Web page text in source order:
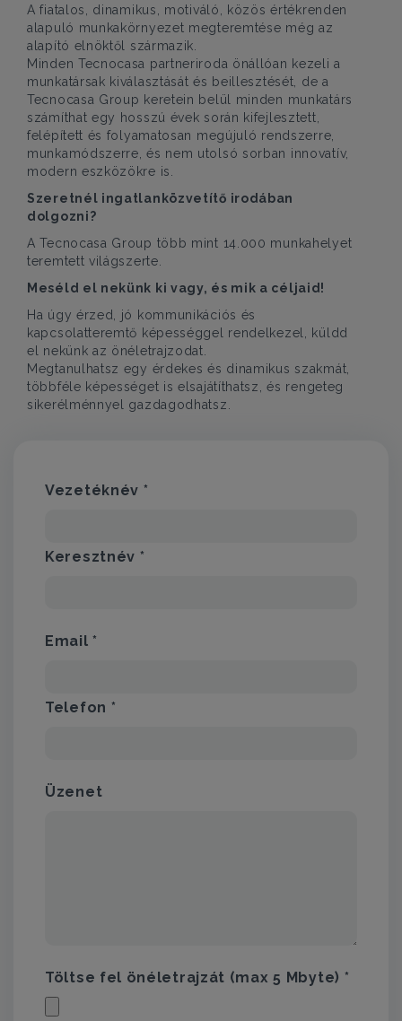
A fiatalos, dinamikus, motiváló, közös értékrenden
alapuló munkakörnyezet megteremtése még az
alapító elnöktől származik.
Minden Tecnocasa partneriroda önállóan kezeli a
munkatársak kiválasztását és beillesztését, de a
Tecnocasa Group keretein belül minden munkatárs
számíthat egy hosszú évek során kifejlesztett,
felépített és folyamatosan megújuló rendszerre,
munkamódszerre, és nem utolsó sorban innovatív,
modern eszközökre is.
Szeretnél ingatlanközvetítő irodában
dolgozni?
A Tecnocasa Group több mint 14.000 munkahelyet
teremtett világszerte.
Meséld el nekünk ki vagy, és mik a céljaid!
Ha úgy érzed, jó kommunikációs és
kapcsolatteremtő képességgel rendelkezel, küldd
el nekünk az önéletrajzodat.
Megtanulhatsz egy érdekes és dinamikus szakmát,
többféle képességet is elsajátíthatsz, és rengeteg
sikerélménnyel gazdagodhatsz.
Vezetéknév *
Keresztnév *
Email *
Telefon *
Üzenet
Töltse fel önéletrajzát (max 5 Mbyte) *